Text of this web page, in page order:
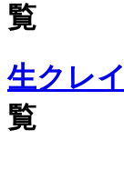
覧
生クレイ
覧